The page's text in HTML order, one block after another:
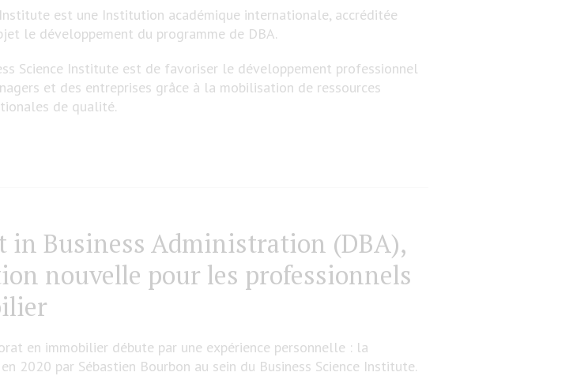
Institute est une Institution académique internationale, accréditée
le développement du programme de DBA.
Science Institute est de favoriser le développement professionnel
et des entreprises grâce à la mobilisation de ressources
de qualité.
in Business Administration (DBA),
nouvelle pour les professionnels
en immobilier débute par une expérience personnelle : la
2020 par Sébastien Bourbon au sein du Business Science Institute.